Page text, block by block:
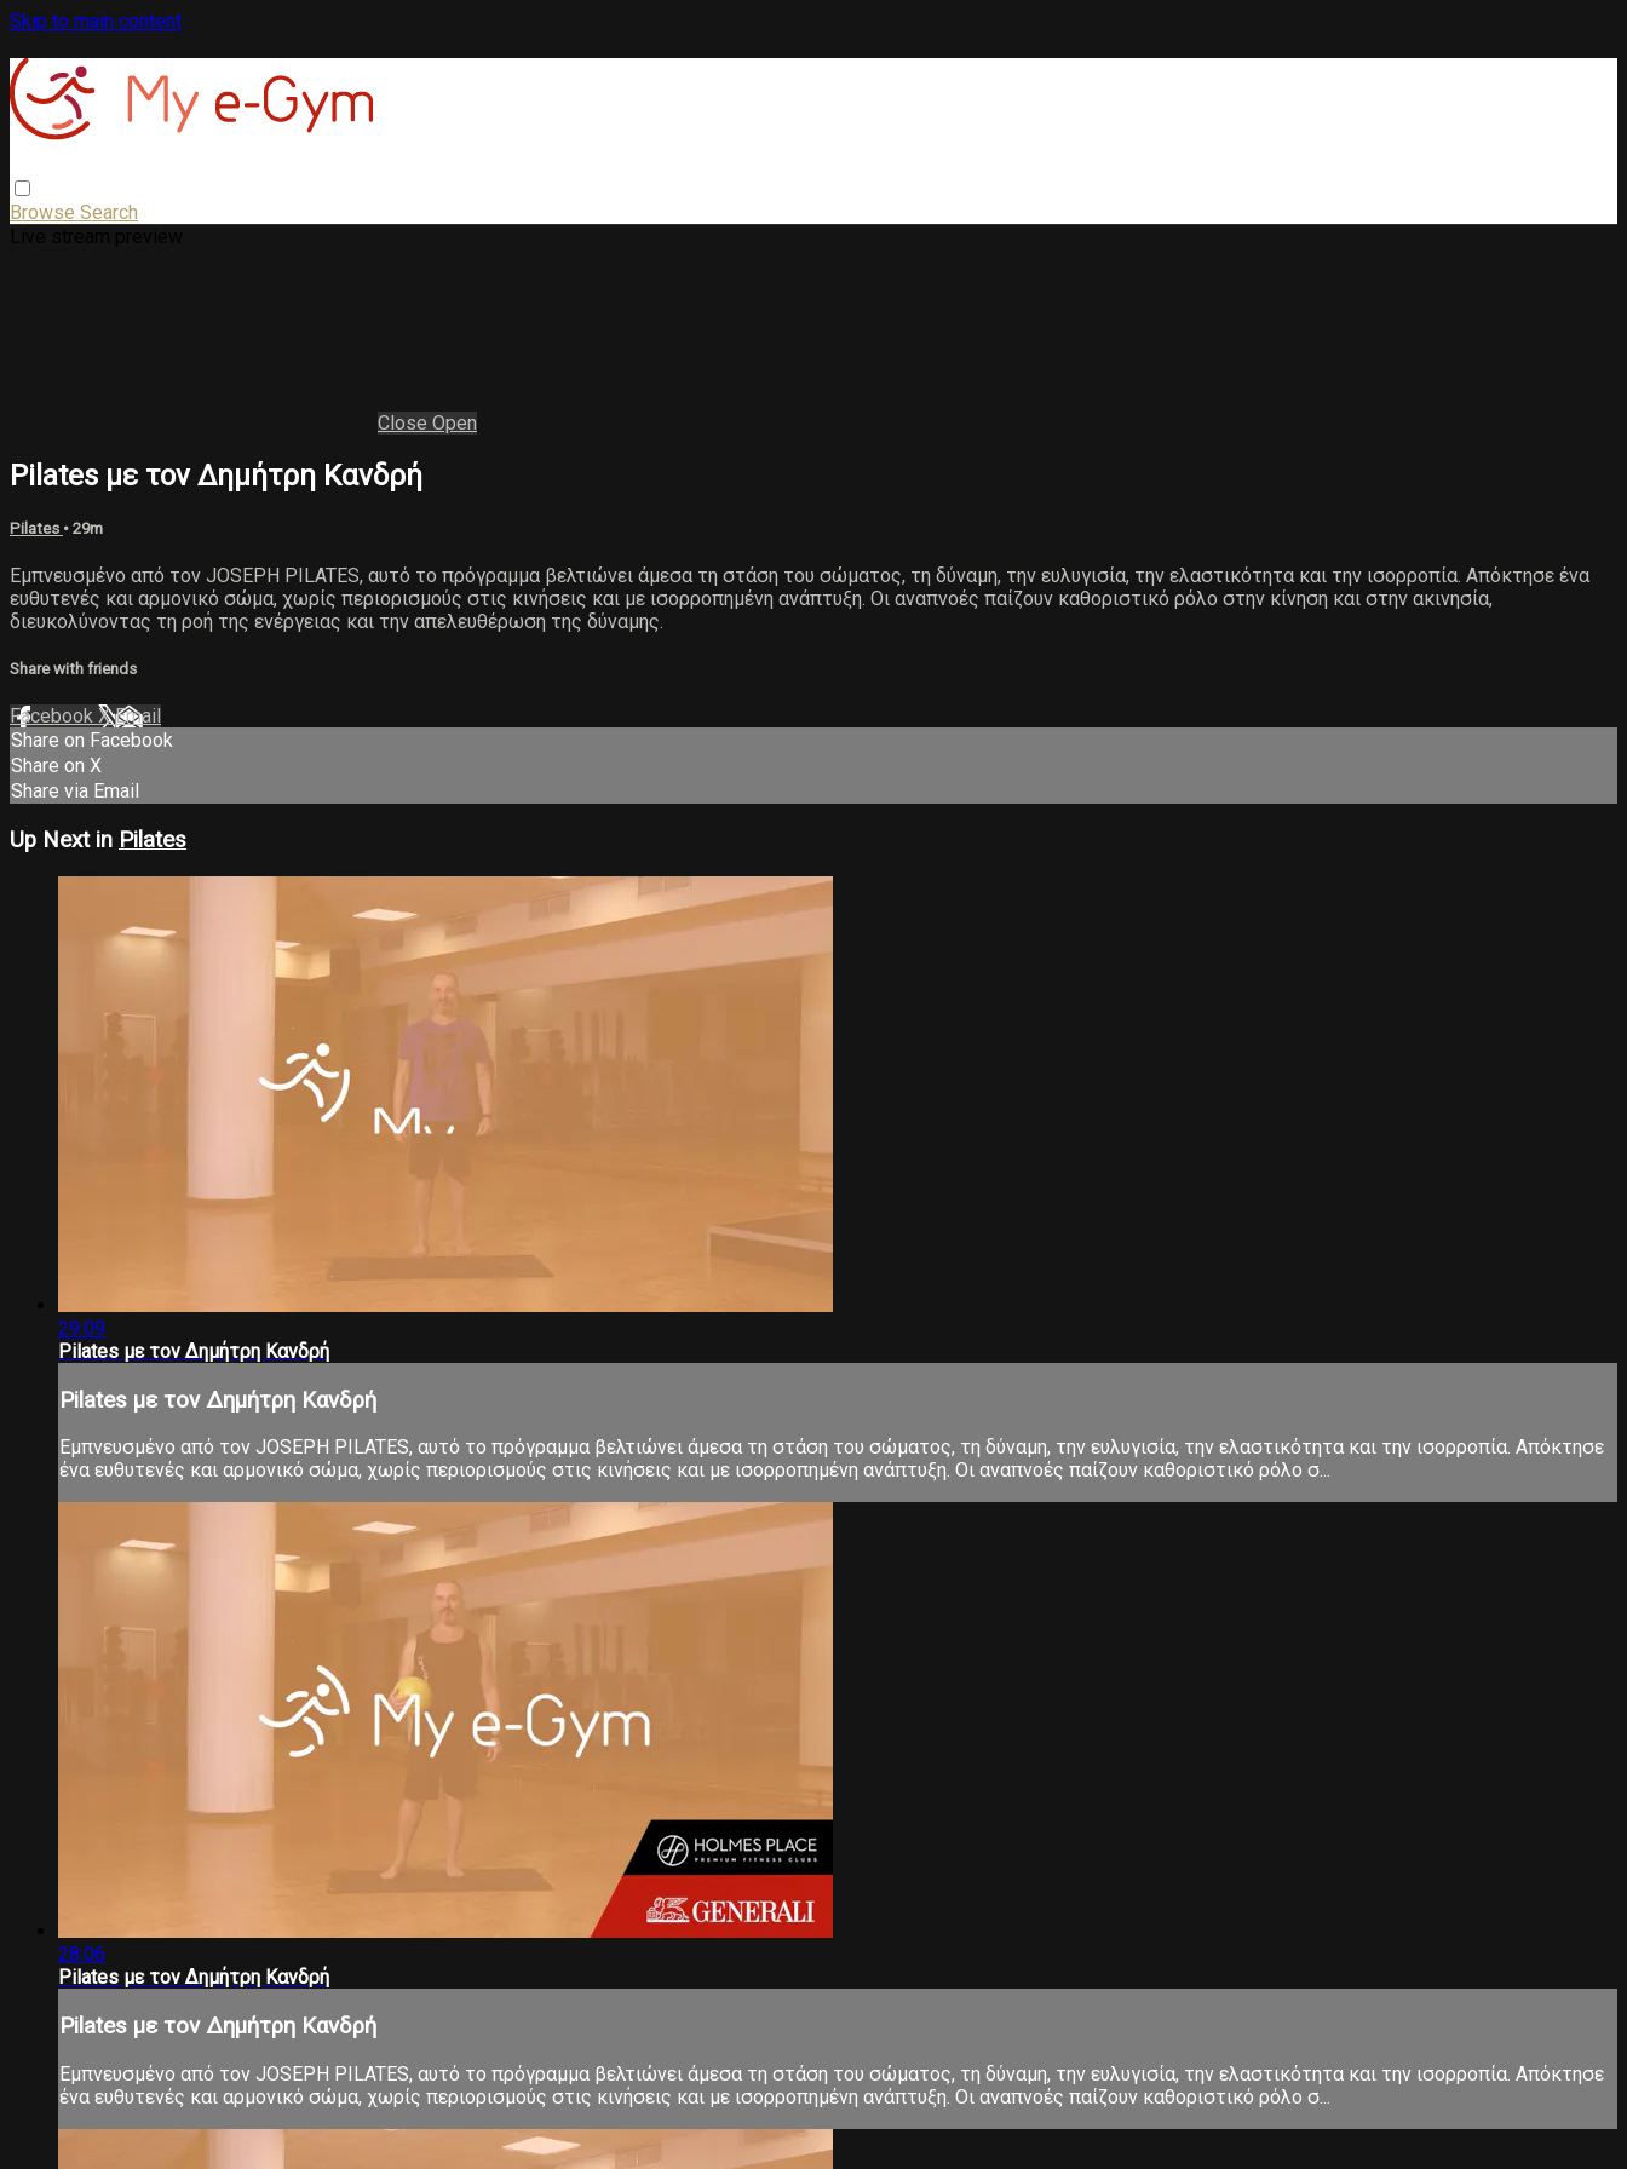
Skip to main content
Browse Search
Close Open
Pilates με τον Δημήτρη Κανδρή
Pilates • 29m
Εμπνευσμένο από τον JOSEPH PILATES, αυτό το πρόγραμμα βελτιώνει άμεσα τη στάση του σώματος, τη δύναμη, την ευλυγισία, την ελαστικότητα και την ισορροπία. Απόκτησε ένα
ευθυτενές και αρμονικό σώμα, χωρίς περιορισμούς στις κινήσεις και με ισορροπημένη ανάπτυξη. Οι αναπνοές παίζουν καθοριστικό ρόλο στην κίνηση και στην ακινησία,
διευκολύνοντας τη ροή της ενέργειας και την απελευθέρωση της δύναμης.
Share with friends
Facebook XEmail
Share on Facebook
Share on X
Share via Email
Up Next in Pilates
29:09
Pilates με τον Δημήτρη Κανδρή
Pilates με τον Δημήτρη Κανδρή
Εμπνευσμένο από τον JOSEPH PILATES, αυτό το πρόγραμμα βελτιώνει άμεσα τη στάση του σώματος, τη δύναμη, την ευλυγισία, την ελαστικότητα και την ισορροπία. Απόκτησε
ένα ευθυτενές και αρμονικό σώμα, χωρίς περιορισμούς στις κινήσεις και με ισορροπημένη ανάπτυξη. Οι αναπνοές παίζουν καθοριστικό ρόλο σ...
28:06
Pilates με τον Δημήτρη Κανδρή
Pilates με τον Δημήτρη Κανδρή
Εμπνευσμένο από τον JOSEPH PILATES, αυτό το πρόγραμμα βελτιώνει άμεσα τη στάση του σώματος, τη δύναμη, την ευλυγισία, την ελαστικότητα και την ισορροπία. Απόκτησε
ένα ευθυτενές και αρμονικό σώμα, χωρίς περιορισμούς στις κινήσεις και με ισορροπημένη ανάπτυξη. Οι αναπνοές παίζουν καθοριστικό ρόλο σ...